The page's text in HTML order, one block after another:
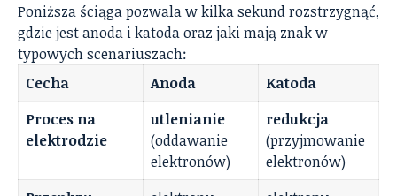
Poniższa ściąga pozwala w kilka sekund rozstrzygnąć,
gdzie jest anoda i katoda oraz jaki mają znak w
typowych scenariuszach:
Cecha
Anoda
Katoda
Proces na
elektrodzie
utlenianie
(oddawanie
elektronów)
redukcja
(przyjmowanie
elektronów)